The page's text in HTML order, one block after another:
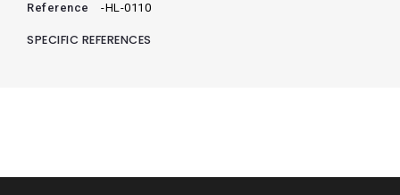
Reference -HL-0110
SPECIFIC REFERENCES